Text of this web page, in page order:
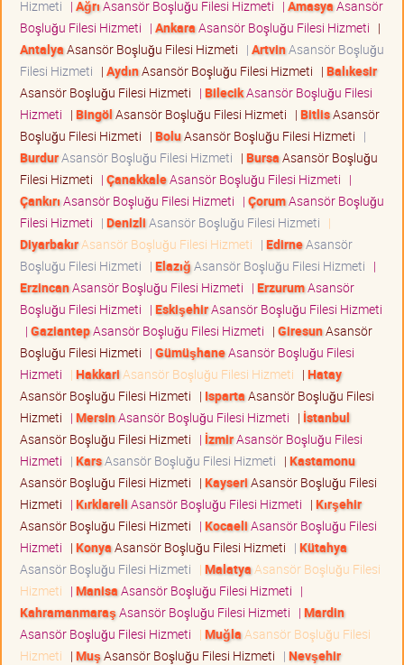
Hizmeti | AğrıAsansör Boşluğu Filesi Hizmeti | AmasyaAsansör
Boşluğu Filesi Hizmeti | AnkaraAsansör Boşluğu Filesi Hizmeti |
AntalyaAsansör Boşluğu Filesi Hizmeti | ArtvinAsansör Boşluğu
Filesi Hizmeti | AydınAsansör Boşluğu Filesi Hizmeti | Balıkesir
Asansör Boşluğu Filesi Hizmeti | BilecikAsansör Boşluğu Filesi
Hizmeti | BingölAsansör Boşluğu Filesi Hizmeti | BitlisAsansör
Boşluğu Filesi Hizmeti | BoluAsansör Boşluğu Filesi Hizmeti |
BurdurAsansör Boşluğu Filesi Hizmeti | BursaAsansör Boşluğu
Filesi Hizmeti | ÇanakkaleAsansör Boşluğu Filesi Hizmeti |
ÇankırıAsansör Boşluğu Filesi Hizmeti | ÇorumAsansör Boşluğu
Filesi Hizmeti | DenizliAsansör Boşluğu Filesi Hizmeti |
DiyarbakırAsansör Boşluğu Filesi Hizmeti | EdirneAsansör
Boşluğu Filesi Hizmeti | ElazığAsansör Boşluğu Filesi Hizmeti |
ErzincanAsansör Boşluğu Filesi Hizmeti | ErzurumAsansör
Boşluğu Filesi Hizmeti | EskişehirAsansör Boşluğu Filesi Hizmeti
| GaziantepAsansör Boşluğu Filesi Hizmeti | GiresunAsansör
Boşluğu Filesi Hizmeti | GümüşhaneAsansör Boşluğu Filesi
Hizmeti | Hakkari Asansör Boşluğu Filesi Hizmeti | Hatay
Asansör Boşluğu Filesi Hizmeti | IspartaAsansör Boşluğu Filesi
Hizmeti | MersinAsansör Boşluğu Filesi Hizmeti | İstanbul
Asansör Boşluğu Filesi Hizmeti | İzmirAsansör Boşluğu Filesi
Hizmeti | KarsAsansör Boşluğu Filesi Hizmeti | Kastamonu
Asansör Boşluğu Filesi Hizmeti | KayseriAsansör Boşluğu Filesi
Hizmeti | KırklareliAsansör Boşluğu Filesi Hizmeti | Kırşehir
Asansör Boşluğu Filesi Hizmeti | KocaeliAsansör Boşluğu Filesi
Hizmeti | KonyaAsansör Boşluğu Filesi Hizmeti | Kütahya
Asansör Boşluğu Filesi Hizmeti | Malatya Asansör Boşluğu Filesi
Hizmeti | ManisaAsansör Boşluğu Filesi Hizmeti |
KahramanmaraşAsansör Boşluğu Filesi Hizmeti | Mardin
Asansör Boşluğu Filesi Hizmeti | Muğla Asansör Boşluğu Filesi
Hizmeti | MuşAsansör Boşluğu Filesi Hizmeti | Nevşehir